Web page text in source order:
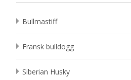
Bullmastiff
Fransk bulldogg
Siberian Husky